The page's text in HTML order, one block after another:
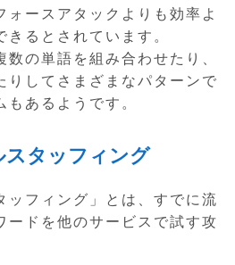
ォースアタックよりも効率よ
るとされています。
の単語を組み合わせたり、
りしてさまざまなパターンで
あるようです。
タッフィング
ッフィング」とは、すでに流
ードを他のサービスで試す攻